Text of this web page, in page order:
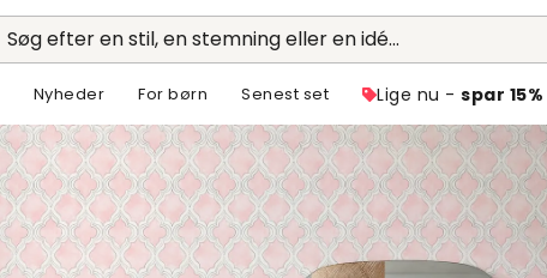
Søg efter en stil, en stemning eller en idé...
Nyheder For børn Senest set Lige nu - spar 15%